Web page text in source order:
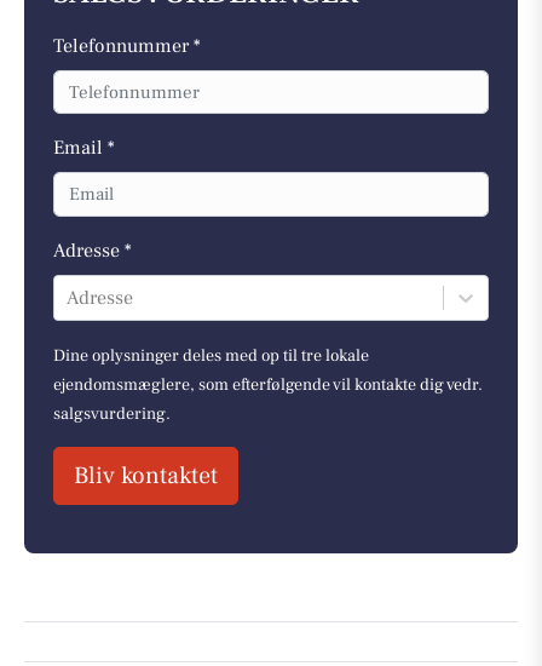
Telefonnummer *
Email *
Adresse *
Adresse
Dine oplysninger deles med op til tre lokale
ejendomsmæglere, som efterfølgende vil kontakte dig vedr.
salgsvurdering.
Bliv kontaktet